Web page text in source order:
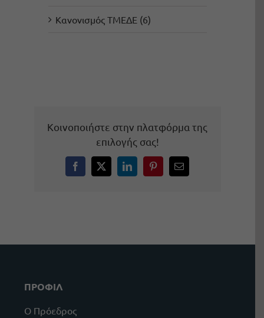
Κανονισμός ΤΜΕΔΕ (6)
Κοινοποιήστε στην πλατφόρμα της
επιλογής σας!
Facebook
X LinkedInPinterestEmail
ΠΡΟΦΙΛ
Ο Πρόεδρος